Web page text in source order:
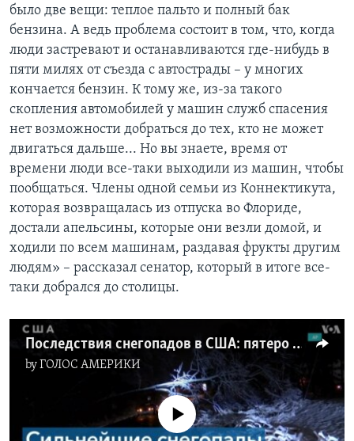
было две вещи: теплое пальто и полный бак
бензина. А ведь проблема состоит в том, что, когда
люди застревают и останавливаются где-нибудь в
пяти милях от съезда с автострады – у многих
кончается бензин. К тому же, из-за такого
скопления автомобилей у машин служб спасения
нет возможности добраться до тех, кто не может
двигаться дальше... Но вы знаете, время от
времени люди все-таки выходили из машин, чтобы
пообщаться. Члены одной семьи из Коннектикута,
которая возвращалась из отпуска во Флориде,
достали апельсины, которые они везли домой, и
ходили по всем машинам, раздавая фрукты другим
людям» – рассказал сенатор, который в итоге все-
таки добрался до столицы.
Последствия снегопадов в США: пятеро погибших и десятки тысяч без электроэнергии
byГОЛОС АМЕРИКИ
No media source currently available